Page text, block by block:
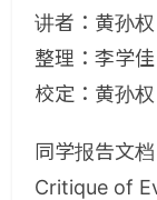
讲者：黄孙权
整理：李学
校定：黄孙权
同学报告文档
Critique of